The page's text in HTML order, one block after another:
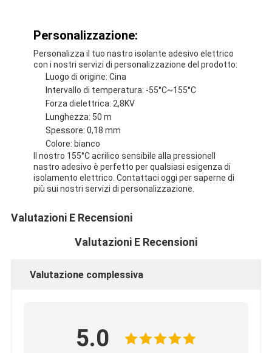
Personalizzazione:
Personalizza il tuo nastro isolante adesivo elettrico
con i nostri servizi di personalizzazione del prodotto:
Luogo di origine: Cina
Intervallo di temperatura: -55°C~155°C
Forza dielettrica: 2,8KV
Lunghezza: 50 m
Spessore: 0,18 mm
Colore: bianco
Il nostro 155°C acrilico sensibile alla pressione
nastro adesivo è perfetto per qualsiasi esigenza di
isolamento elettrico. Contattaci oggi per saperne di
più sui nostri servizi di personalizzazione.
Valutazioni E Recensioni
Valutazioni E Recensioni
Valutazione complessiva
5.0